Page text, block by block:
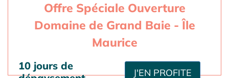
Offre Spéciale Ouverture
Domaine de Grand Baie - Île
Maurice
J'EN PROFITE
10 jours de